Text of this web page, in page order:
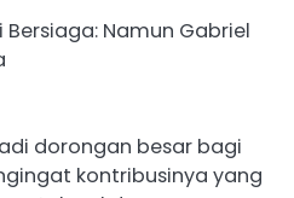
dorongan besar bagi
kontribusinya yang